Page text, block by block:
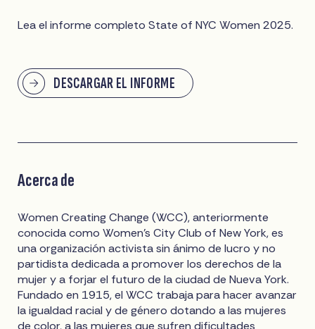
Lea el informe completo State of NYC Women 2025.
DESCARGAR EL INFORME
Acerca de
Women Creating Change (WCC), anteriormente
conocida como Women's City Club of New York, es
una organización activista sin ánimo de lucro y no
partidista dedicada a promover los derechos de la
mujer y a forjar el futuro de la ciudad de Nueva York.
Fundado en 1915, el WCC trabaja para hacer avanzar
la igualdad racial y de género dotando a las mujeres